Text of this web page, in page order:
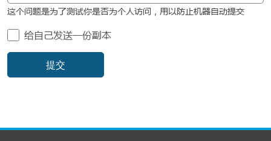
这个问题是为了测试你是否为个人访问，用以防止机器自动提交
给自己发送一份副本
提交